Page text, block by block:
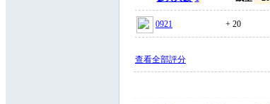
0921 + 20
查看全部評分